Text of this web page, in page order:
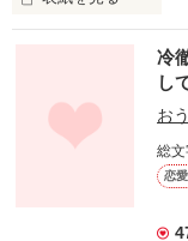
幼なじみの哲平に
しかし、ある出来
関係修復もできな
引っ越すことにな
それから約十二年後
冷
し
お
総
恋